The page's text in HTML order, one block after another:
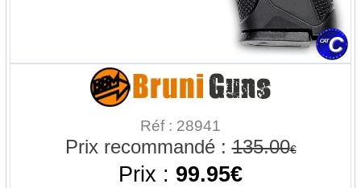
Réf : 28941
Prix recommandé :135.00€
Prix : 99.95€